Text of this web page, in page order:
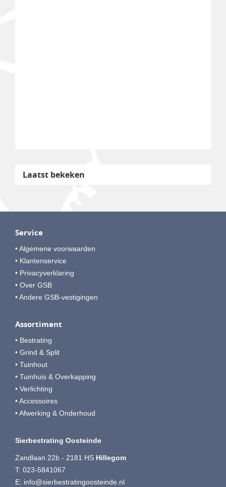
Laatst bekeken
Service
• Algemene voorwaarden
• Klantenservice
• Privacyverklaring
• Over GSB
• Andere GSB-vestigingen
Assortiment
• Bestrating
• Grind & Split
• Tuinhout
• Tuinhuis & Overkapping
• Verlichting
• Accessoires
• Afwerking & Onderhoud
Sierbestrating Oosteinde
Zandlaan 22b - 2181 HS Hillegom
T: 023-5841067
E: info@sierbestratingoosteinde.nl